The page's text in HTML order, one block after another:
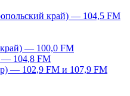
край) — 104,5 FM
край) — 100,0 FM
— 104,8 FM
— 102,9 FM и 107,9 FM